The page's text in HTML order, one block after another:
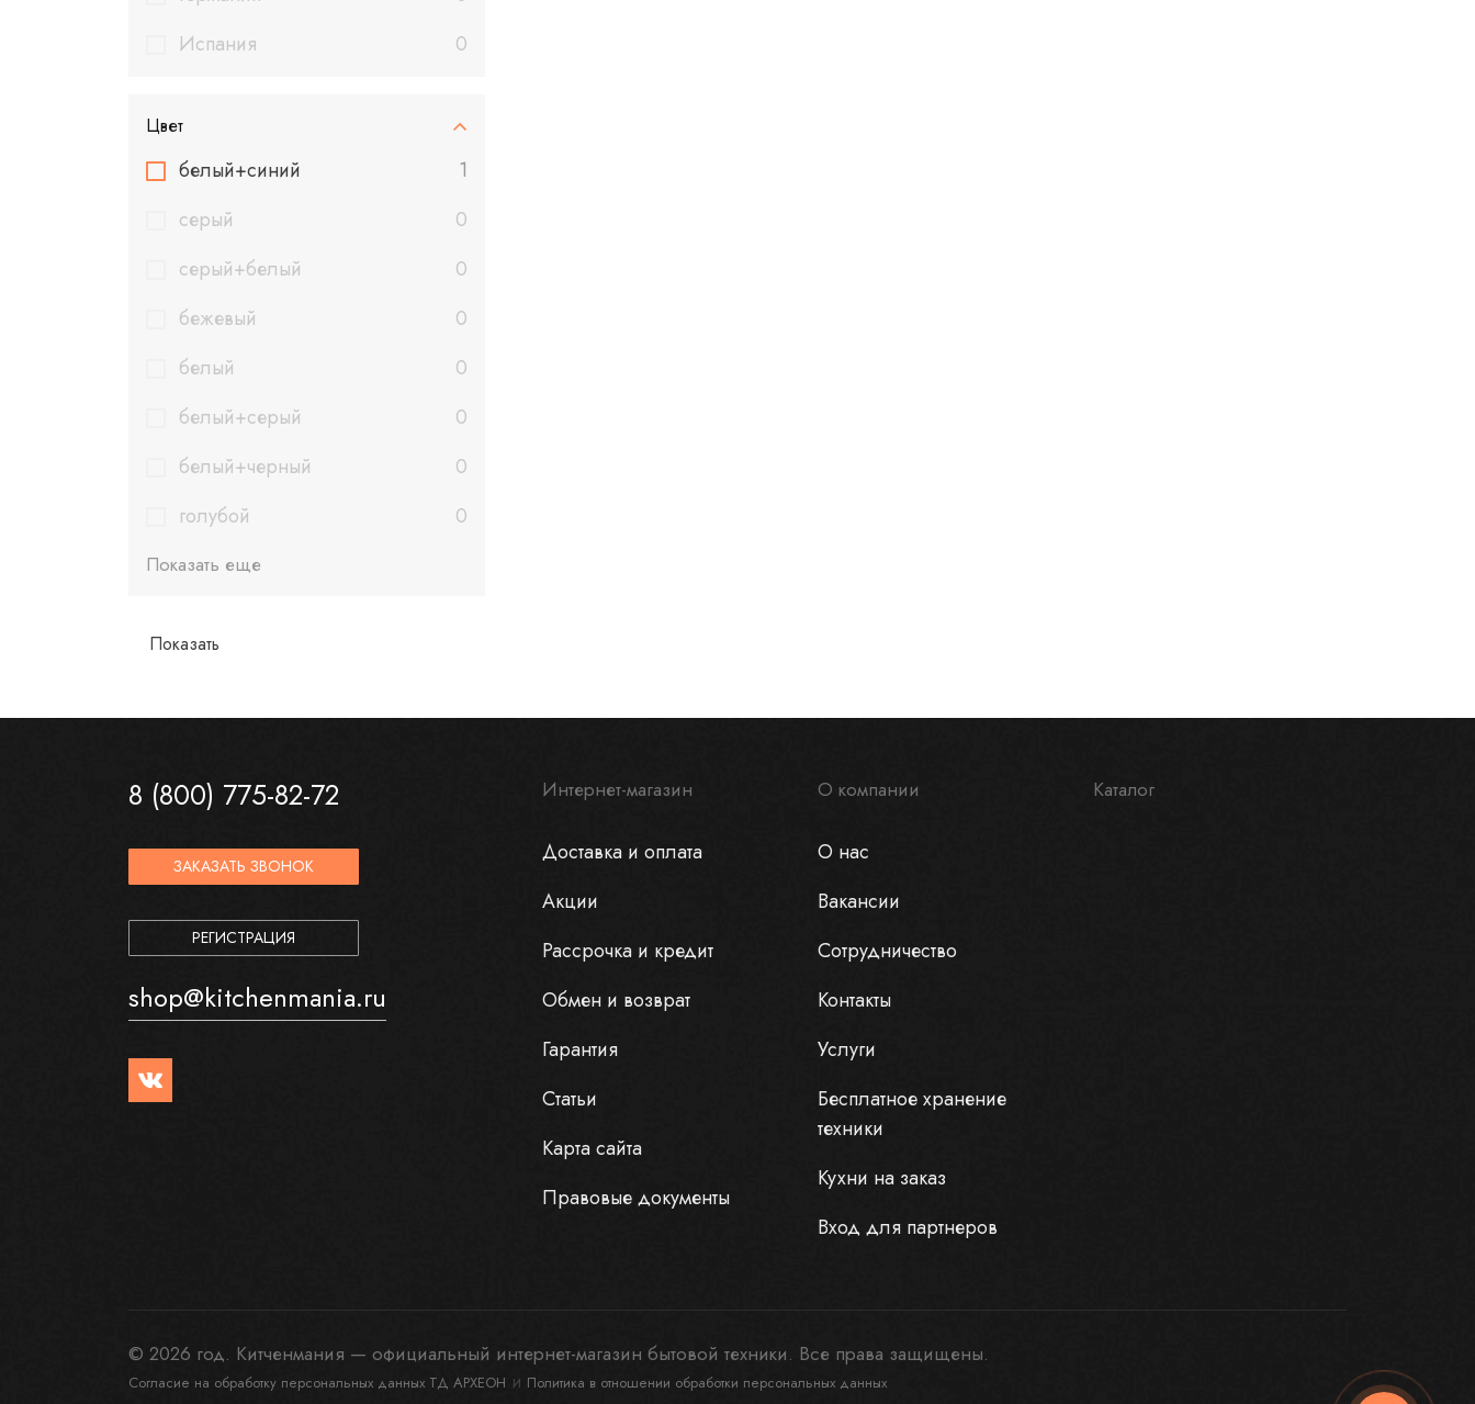
Испания
0
Цвет
белый+синий
1
cерый
0
cерый+белый
0
бежевый
0
белый
0
белый+серый
0
белый+черный
0
голубой
0
Показать еще
8 (800) 775-82-72
ЗАКАЗАТЬ ЗВОНОК
РЕГИСТРАЦИЯ
shop@kitchenmania.ru
Интернет-магазин
Доставка и оплата
Акции
Рассрочка и кредит
Обмен и возврат
Гарантия
Статьи
Карта сайта
Правовые документы
О компании
О нас
Вакансии
Сотрудничество
Контакты
Услуги
Бесплатное хранение
техники
Кухни на заказ
Вход для партнеров
Каталог
© 2026 год. Китченмания — официальный интернет-магазин бытовой техники. Все права защищены.
Согласие на обработку персональных данных ТД АРХЕОН и Политика в отношении обработки персональных данных